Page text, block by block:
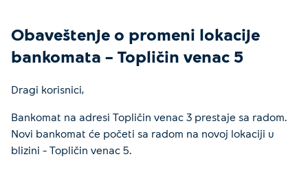
Obaveštenje o promeni lokacije
bankomata – Topličin venac 5
Dragi korisnici,
Bankomat na adresi Topličin venac 3 prestaje sa radom.
Novi bankomat će početi sa radom na novoj lokaciji u
blizini – Topličin venac 5.